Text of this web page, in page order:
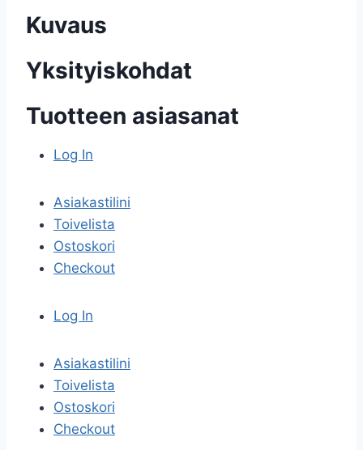
Kuvaus
Yksityiskohdat
Tuotteen asiasanat
Log In
Asiakastilini
Toivelista
Ostoskori
Checkout
Log In
Asiakastilini
Toivelista
Ostoskori
Checkout